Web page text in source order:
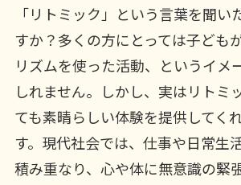
「リトミック」という言葉を聞い
すか？多くの方にとっては子ども
リズムを使った活動、というイメ
しれません。しかし、実はリトミ
ても素晴らしい体験を提供してく
す。現代社会では、仕事や日常生
積み重なり、心や体に無意識の緊